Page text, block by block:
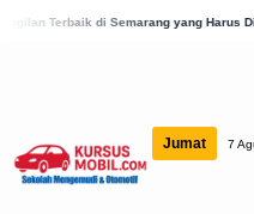
Semarang yang Harus Diketahui! 9
Jumat 7